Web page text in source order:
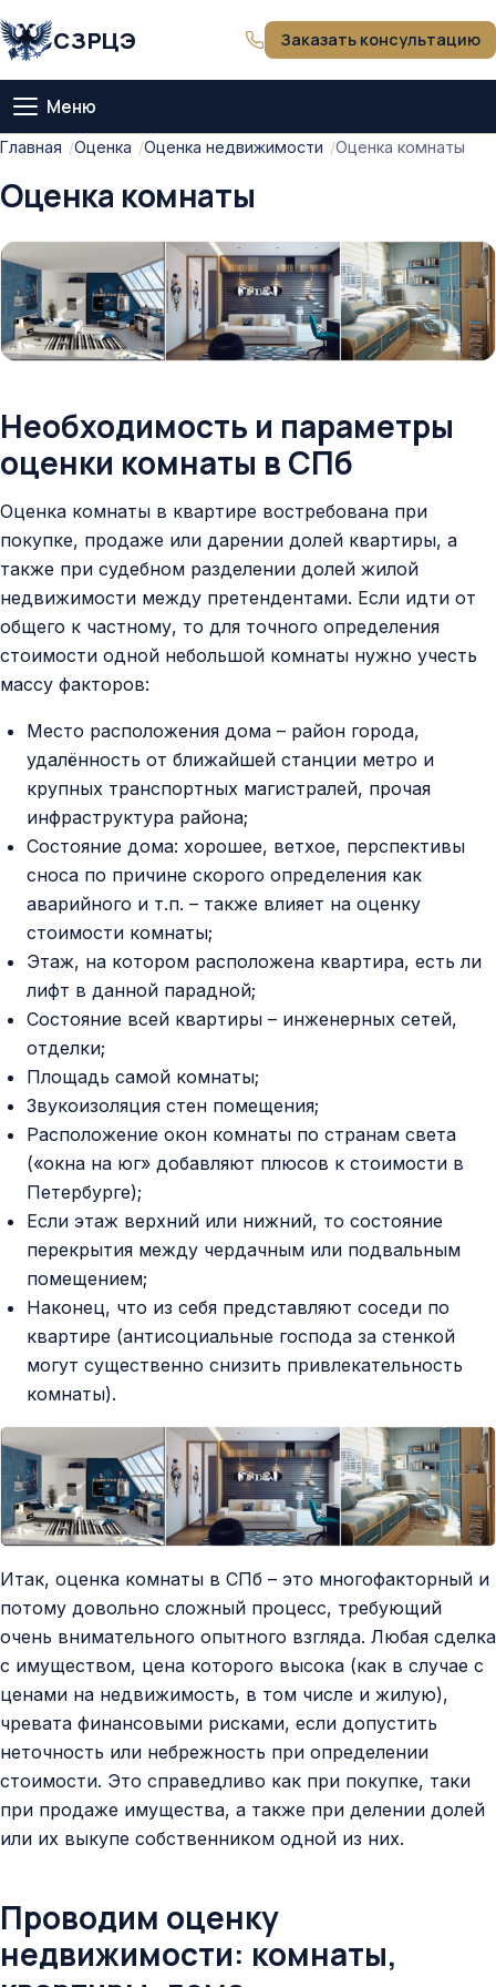
СЗРЦЭ Заказать консультацию
Меню
Главная
О компании
Тарифы
Оценка
Статьи
Контакты
Главная Оценка Оценка недвижимости Оценка комнаты
Оценка комнаты
Необходимость и параметры
оценки комнаты в СПб
Оценка комнаты в квартире востребована при
покупке, продаже или дарении долей квартиры, а
также при судебном разделении долей жилой
недвижимости между претендентами. Если идти от
общего к частному, то для точного определения
стоимости одной небольшой комнаты нужно учесть
массу факторов:
Место расположения дома – район города,
удалённость от ближайшей станции метро и
крупных транспортных магистралей, прочая
инфраструктура района;
Состояние дома: хорошее, ветхое, перспективы
сноса по причине скорого определения как
аварийного и т.п. – также влияет на оценку
стоимости комнаты;
Этаж, на котором расположена квартира, есть ли
лифт в данной парадной;
Состояние всей квартиры – инженерных сетей,
отделки;
Площадь самой комнаты;
Звукоизоляция стен помещения;
Расположение окон комнаты по странам света
(«окна на юг» добавляют плюсов к стоимости в
Петербурге);
Если этаж верхний или нижний, то состояние
перекрытия между чердачным или подвальным
помещением;
Наконец, что из себя представляют соседи по
квартире (антисоциальные господа за стенкой
могут существенно снизить привлекательность
комнаты).
Итак, оценка комнаты в СПб – это многофакторный и
потому довольно сложный процесс, требующий
очень внимательного опытного взгляда. Любая сделка
с имуществом, цена которого высока (как в случае с
ценами на недвижимость, в том числе и жилую),
чревата финансовыми рисками, если допустить
неточность или небрежность при определении
стоимости. Это справедливо как при покупке, таки
при продаже имущества, а также при делении долей
или их выкупе собственником одной из них.
Проводим оценку
недвижимости: комнаты,